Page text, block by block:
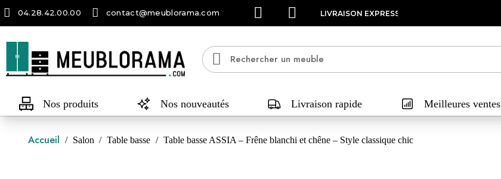
04.28.42.00.00 contact@meublorama.com FACILITÉ DE PAIEMENT EN 3X, 4X OU 10X
Nos produits Nos nouveautés Livraison rapide Meilleures ventes
Accueil Salon Table basse Table basse ASSIA – Frêne blanchi et chêne – Style classique chic